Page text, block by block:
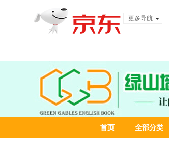
更多导航
首页 全部分类